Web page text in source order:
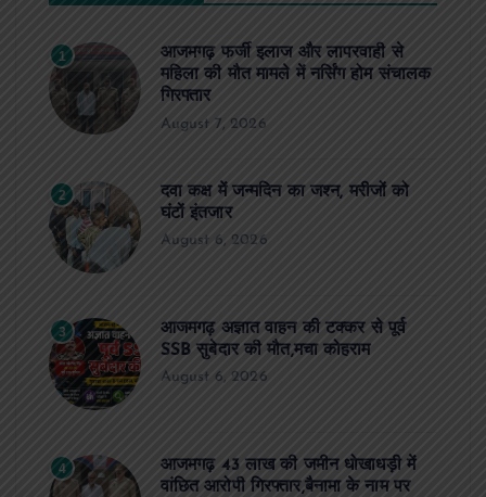
1
आजमगढ़ फर्जी इलाज और लापरवाही से
महिला की मौत मामले में नर्सिंग होम संचालक
गिरफ्तार
August 7, 2026
2
दवा कक्ष में जन्मदिन का जश्न, मरीजों को
घंटों इंतजार
August 6, 2026
3
आजमगढ़ अज्ञात वाहन की टक्कर से पूर्व
SSB सुबेदार की मौत,मचा कोहराम
August 6, 2026
4
आजमगढ़ 43 लाख की जमीन धोखाधड़ी में
वांछित आरोपी गिरफ्तार,बैनामा के नाम पर